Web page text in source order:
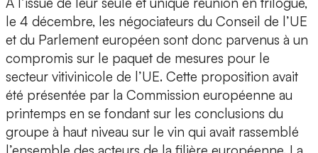
le 4 décembre, les négociateurs du Conseil de l’UE
et du Parlement européen sont donc parvenus à un
compromis sur le paquet de mesures pour le
secteur vitivinicole de l’UE. Cette proposition avait
été présentée par la Commission européenne au
printemps en se fondant sur les conclusions du
groupe à haut niveau sur le vin qui avait rassemblé